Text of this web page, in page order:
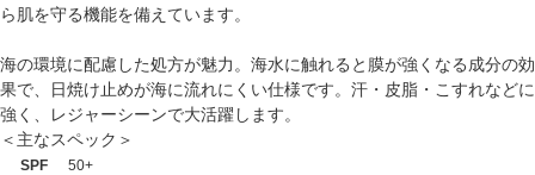
ら肌を守る機能を備えています。
海の環境に配慮した処方が魅力。海水に触れると膜が強くなる成分の効
果で、日焼け止めが海に流れにくい仕様です。汗・皮脂・こすれなどに
強く、レジャーシーンで大活躍します。
＜主なスペック＞
SPF
50+